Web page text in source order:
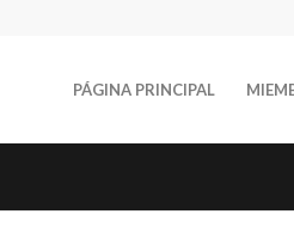
PÁGINA PRINCIPAL